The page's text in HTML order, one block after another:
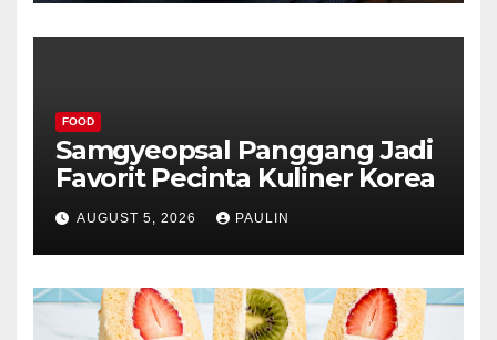
FOOD
Samgyeopsal Panggang Jadi
Favorit Pecinta Kuliner Korea
AUGUST 5, 2026 PAULIN